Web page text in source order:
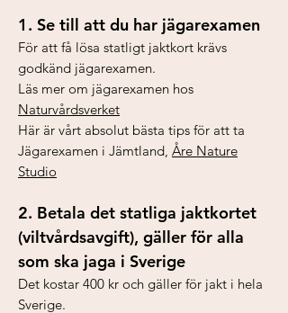
1. Se till att du har jägarexamen
För att få lösa statligt jaktkort krävs
godkänd jägarexamen.
Läs mer om jägarexamen hos
Naturvårdsverket
Här är vårt absolut bästa tips för att ta
Jägarexamen i Jämtland, Åre Nature
Studio
2. Betala det statliga jaktkortet
(viltvårdsavgift), gäller för alla
som ska jaga i Sverige
Det kostar 400 kr och gäller för jakt i hela
Sverige.